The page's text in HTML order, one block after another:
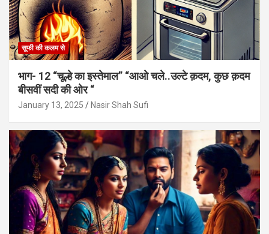
सूफी की कलम से
भाग- 12 “चूल्हे का इस्तेमाल” “आओ चले..उल्टे क़दम, कुछ क़दम
बीसवीं सदी की ओर “
January 13, 2025 Nasir Shah Sufi